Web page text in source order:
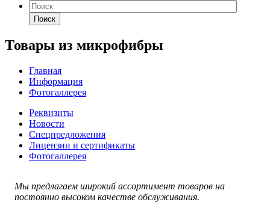
Поиск
Товары из микрофибры
Главная
Информация
Фотогаллерея
Реквизиты
Новости
Спецпредложения
Лицензии и сертификаты
Фотогаллерея
Мы предлагаем широкий ассортимент товаров на
постоянно высоком качестве обслуживания.